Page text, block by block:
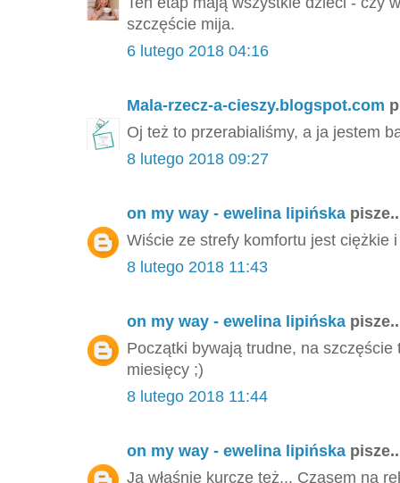
szczęście mija.
6 lutego 2018 04:16
Mala-rzecz-a-cieszy.blogspot.com
Oj też to przerabialiśmy, a ja jestem
8 lutego 2018 09:27
on my way - ewelina lipińska
Wiście ze strefy komfortu jest ciężkie
8 lutego 2018 11:43
on my way - ewelina lipińska
Początki bywają trudne, na szczęście
miesięcy ;)
8 lutego 2018 11:44
on my way - ewelina lipińska
Ja właśnie kurczę też... Czasem na